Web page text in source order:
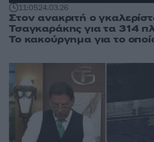
11:0524.03.26
Στον ανακριτή ο
Τσαγκαράκης για τα 314
Το κακούργημα για το